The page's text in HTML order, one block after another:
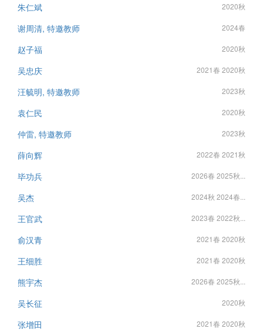
朱仁斌 2020秋
谢周清, 特邀教师 2024春
赵子福 2020秋
吴忠庆 2021春 2020秋
汪毓明, 特邀教师 2023秋
袁仁民 2020秋
仲雷, 特邀教师 2023秋
薛向辉 2022春 2021秋
毕功兵 2026春 2025秋...
吴杰 2024秋 2024春...
王官武 2023春 2022秋...
俞汉青 2021春 2020秋
王细胜 2021春 2020秋
熊宇杰 2026春 2025秋...
吴长征 2020秋
张增田 2021春 2020秋